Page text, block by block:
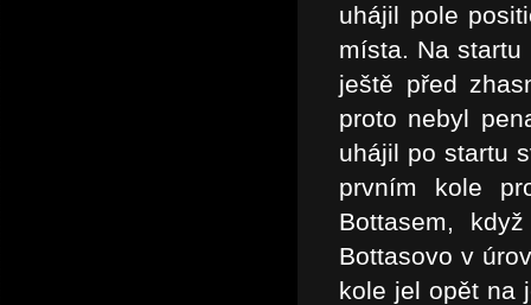
uhájil pole
místa. Na
ještě před
proto nebyl
uhájil po startu
prvním kole
Bottasem,
Bottasovo v
kole jel opět na